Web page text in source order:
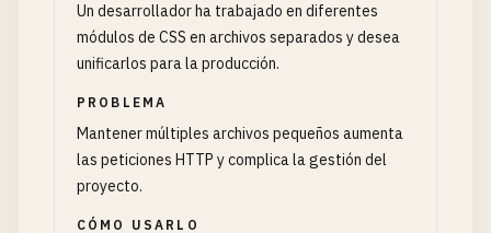
Un desarrollador ha trabajado en diferentes
módulos de CSS en archivos separados y desea
unificarlos para la producción.
PROBLEMA
Mantener múltiples archivos pequeños aumenta
las peticiones HTTP y complica la gestión del
proyecto.
CÓMO USARLO